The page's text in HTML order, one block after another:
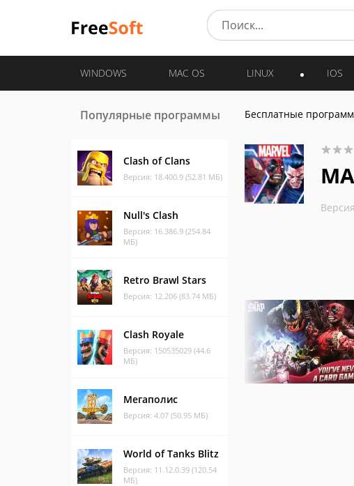
WINDOWS MAC OS LINUX IOS
Популярные программы
Clash of Clans
Версия: 18.400.9 (52.81 МБ)
Null's Clash
Версия: 16.386.9 (254.84
МБ)
Retro Brawl Stars
Версия: 12.206 (83.74 МБ)
Clash Royale
Версия: 150535029 (44.6
МБ)
Мегаполис
Версия: 4.07 (50.95 МБ)
World of Tanks Blitz
Версия: 11.12.0.39 (120.54
МБ)
Бесплатные